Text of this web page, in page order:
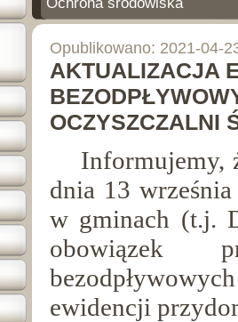
Opublikowano: 2021-04-
AKTUALIZACJA
OCZYSZCZALNI
Informujemy,
dnia 13
w gminach (t.j.
obowiązek
ewidencji